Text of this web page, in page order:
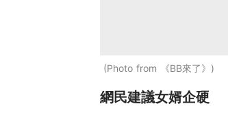
Photo from 《BB來了》
網民建議女婿企硬